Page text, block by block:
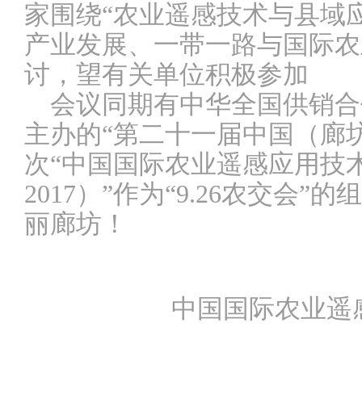
家围绕“农业遥感技术与县域
产业发展、一带一路与国际
讨，望有关单位积极参加
会议同期有中华全国供销
主办的“第二十一届中国（廊
次“中国国际农业遥感应用技
2017）”作为“9.26农交会”的
丽廊坊！
中国国际农业